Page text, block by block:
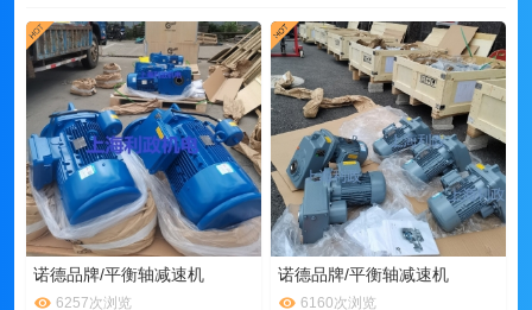
诺德品牌/平衡轴减速机
6257次浏览
诺德品牌/平衡轴减速机
6160次浏览